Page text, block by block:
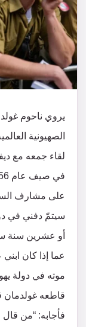
يروي ناحوم
الصهيونية
لقاء جمعه مع
على مشارف
سيتمّ دفني في
أو عشرين سنة
عما إذا كان
قاطعه غولدمان
فأجابه: “من قال